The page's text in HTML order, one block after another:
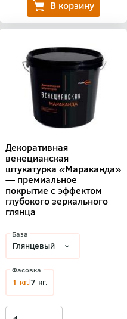
Декоративная
венецианская
штукатурка «Мараканда»
— премиальное
покрытие с эффектом
глубокого зеркального
глянца
База
Фасовка
1 кг.7 кг.